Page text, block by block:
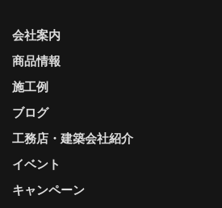
会社案内
商品情報
施工例
ブログ
工務店・建築会社紹介
イベント
キャンペーン